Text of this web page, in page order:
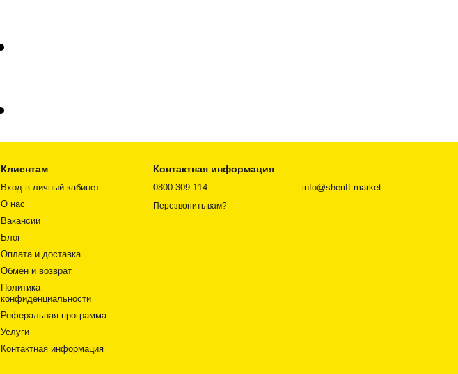
Клиентам
Вход в личный кабинет
О нас
Вакансии
Блог
Оплата и доставка
Обмен и возврат
Политика
конфиденциальности
Реферальная программа
Услуги
Контактная информация
Контактная информация
0800 309 114
Перезвонить вам?
info@sheriff.market